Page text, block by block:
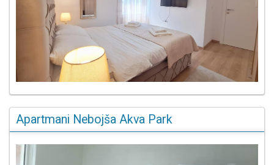
Apartmani Nebojša Akva Park